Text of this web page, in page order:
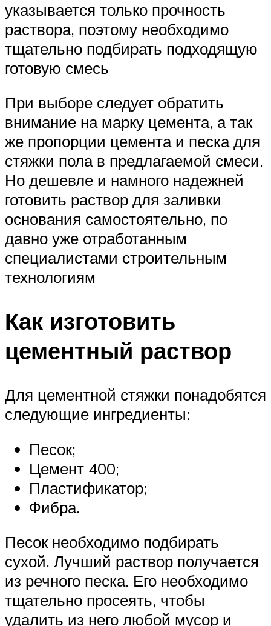
указывается только прочность
раствора, поэтому необходимо
тщательно подбирать подходящую
готовую смесь
При выборе следует обратить
внимание на марку цемента, а так
же пропорции цемента и песка для
стяжки пола в предлагаемой смеси.
Но дешевле и намного надежней
готовить раствор для заливки
основания самостоятельно, по
давно уже отработанным
специалистами строительным
технологиям
Как изготовить
цементный раствор
Для цементной стяжки понадобятся
следующие ингредиенты:
Песок;
Цемент 400;
Пластификатор;
Фибра.
Песок необходимо подбирать
сухой. Лучший раствор получается
из речного песка. Его необходимо
тщательно просеять, чтобы
удалить из него любой мусор и